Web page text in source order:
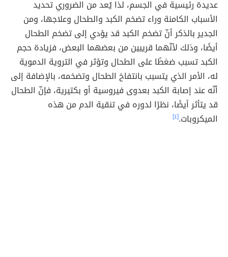
عديدة رئيسية في الجسم، لذا يُعد من الضروري تحديد
الأسباب الكامنة وراء تضخم الكبد والطحال وعلاجها، ومن
الجدير بالذكر أنّ تضخم الكبد قد يؤدي إلى تضخم الطحال
أيضًا، وذلك لأنّهما قريبين من بعضهما البعض، فزيادة حجم
الكبد تسبب ضغطًا على الطحال وتؤثر في التروية الدموية
له، الأمر الذي يتسبب بانتفاخ الطحال وتضخمه، بالإضافة إلى
أنّه عند إصابة الكبد بعدوى فيروسية أو بكتيرية، فإنّ الطحال
قد يتأثر أيضًا، نظرًا لدوره في تنقية الدم من هذه
الميكروبات.[٤]